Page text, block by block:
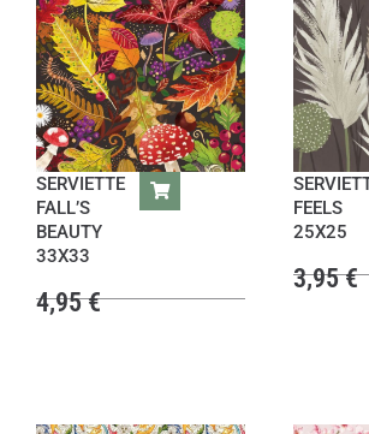
SERVIETTE
FALL’S
BEAUTY
33X33
4,95€
FEELS
25X25
3,95€